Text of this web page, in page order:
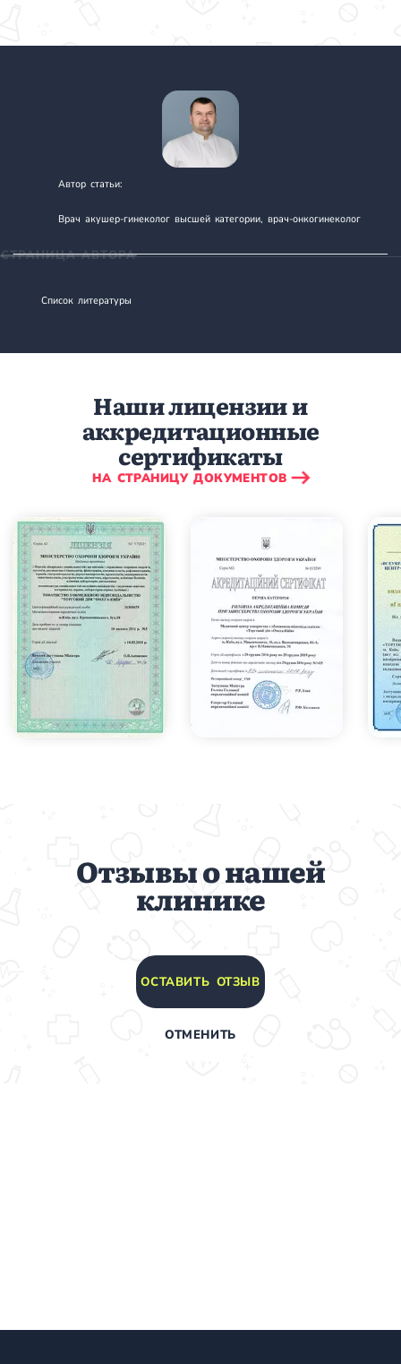
Автор статьи:
Врач акушер-гинеколог высшей категории, врач-онкогинеколог
СТРАНИЦА АВТОРА
Список литературы
Наши лицензии и
аккредитационные
сертификаты
НА СТРАНИЦУ ДОКУМЕНТОВ
Отзывы о нашей
клинике
ОСТАВИТЬ ОТЗЫВ
ОТМЕНИТЬ